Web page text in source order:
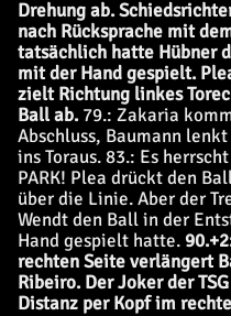
Drehung ab.
nach Rücksprache mit
tatsächlich hatte Hübner
mit der Hand gespielt.
zielt Richtung linkes
Ball ab. 79.: Zakaria
Abschluss, Baumann
ins Toraus. 83.: Es
PARK! Plea drückt den
über die Linie. Aber der
Wendt den Ball in der
Hand gespielt hatte.
rechten Seite verlängert
Ribeiro. Der Joker der
Distanz per Kopf im